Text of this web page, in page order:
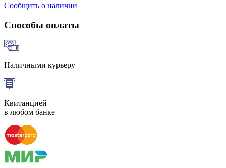
Сообщить о наличии
Способы оплаты
Наличными курьеру
Квитанцией
в любом банке